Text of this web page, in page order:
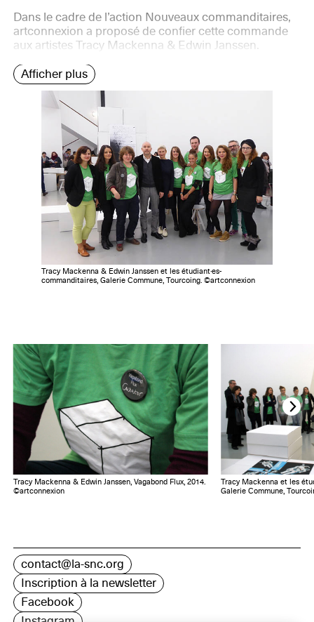
Dans le cadre de l’action Nouveaux commanditaires,
artconnexion a proposé de confier cette commande
aux artistes Tracy Mackenna & Edwin Janssen.
Afficher plus
Tracy Mackenna & Edwin Janssen et les étudiant·es-
commanditaires, Galerie Commune, Tourcoing. ©artconnexion
Tracy Mackenna & Edwin Janssen, Vagabond Flux, 2014.
©artconnexion
Tracy Mackenna et les
Galerie Commune,
contact@la-snc.org
Inscription à la newsletter
Facebook